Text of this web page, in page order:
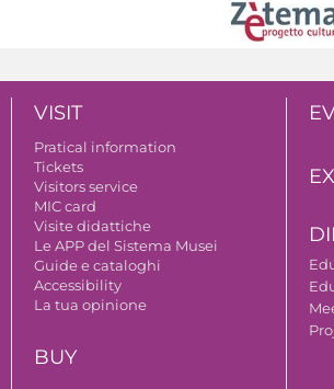
VISIT
Pratical information
Tickets
Visitors service
MIC card
Visite didattiche
Le APP del Sistema Musei
Guide e cataloghi
Accessibility
La tua opinione
BUY